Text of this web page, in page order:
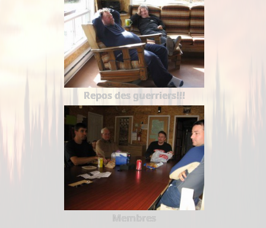
Repos des guerriers!!!
Membres